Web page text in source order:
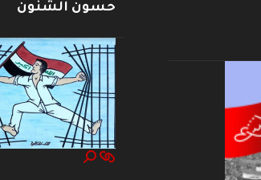
حسون الشنون